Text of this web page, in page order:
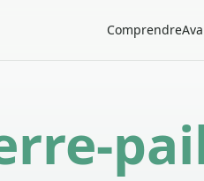
Comprendre